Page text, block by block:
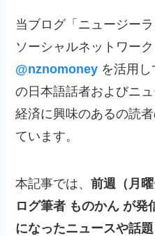
当ブログ「ニュージー
ソーシャルネットワー
@nznomoney を活用
の日本語話者およびニ
経済に興味のあるの読
ています。
本記事では、前週（月
ログ筆者 ものかん が発
になったニュースや話題